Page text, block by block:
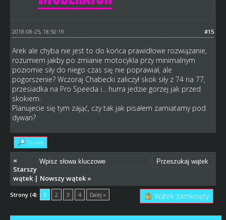
#15
2018-08-25, 18:50:19
Arek ale chyba nie jest to do końca prawidłowe rozwiązanie,
rozumiem jakby po zmianie motocykla przy minimalnym
poziomie siły do niego czas się nie poprawiał, ale
pogorszenie? Wczoraj Chabecki zaliczył skok siły z 74 na 77,
przesiadka na Pro Speeda i... hurra jedzie gorzej jak przed
skokiem.
Planujecie się tym zająć, czy tak jak pisałem zamiatamy pod
dywan?
Szukaj
«
Starszy
wątek| Nowszy wątek»
Strony (4): 1 2 3 4 Dalej » Wątek zamknięty